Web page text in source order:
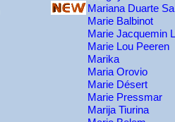
Mariana Duarte
Marie Balbinot
Marie Jacquemin
Marie Lou Peeren
Marika
Maria Orovio
Marie Désert
Marie Pressmar
Marija Tiurina